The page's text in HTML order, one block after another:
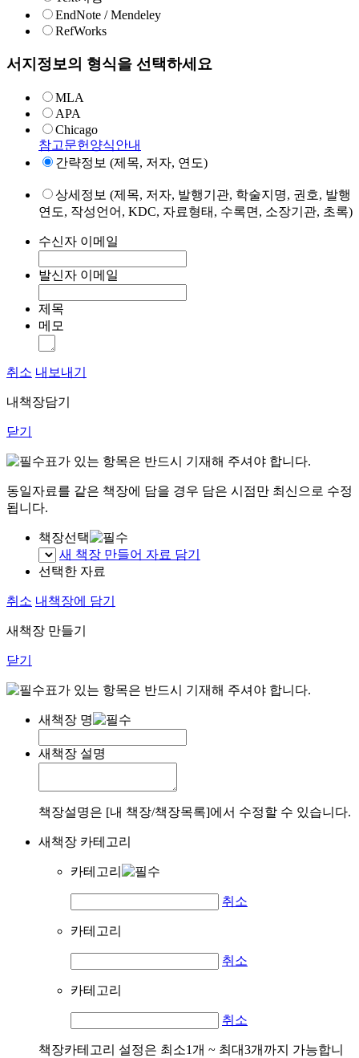
EndNote / Mendeley
RefWorks
서지정보의 형식을 선택하세요
MLA
APA
Chicago
참고문헌양식안내
간략정보 (제목, 저자, 연도)
상세정보 (제목, 저자, 발행기관, 학술지명, 권호, 발행
연도, 작성언어, KDC, 자료형태, 수록면, 소장기관, 초록)
수신자 이메일
발신자 이메일
제목
메모
취소 내보내기
내책장담기
닫기
표가 있는 항목은 반드시 기재해 주셔야 합니다.
동일자료를 같은 책장에 담을 경우 담은 시점만 최신으로 수정
됩니다.
책장선택
새 책장 만들어 자료 담기
선택한 자료
취소 내책장에 담기
새책장 만들기
닫기
표가 있는 항목은 반드시 기재해 주셔야 합니다.
새책장 명
새책장 설명
책장설명은 [내 책장/책장목록]에서 수정할 수 있습니다.
새책장 카테고리
카테고리
취소
카테고리
취소
카테고리
취소
책장카테고리 설정은 최소1개 ~ 최대3개까지 가능합니